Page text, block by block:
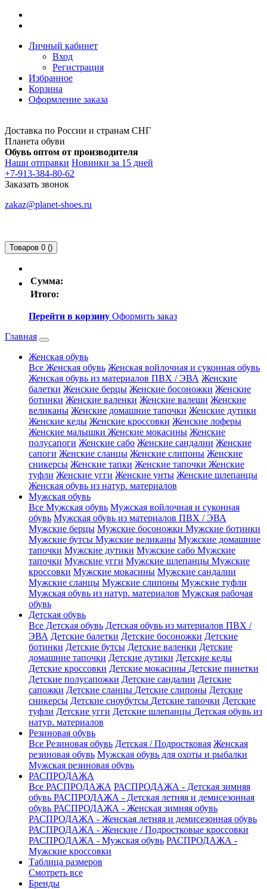
Личный кабинет
Вход
Регистрация
Избранное
Корзина
Оформление заказа
Доставка по России и странам СНГ
Планета обуви
Обувь оптом от производителя
Наши отправки Новинки за 15 дней
+7-913-384-80-62
Заказать звонок
zakaz@planet-shoes.ru
Товаров 0 ()
Сумма:
Итого:
Перейти в корзину Оформить заказ
Главная
Женская обувь
Все Женская обувь Женская войлочная и суконная обувь
Женская обувь из материалов ПВХ / ЭВА Женские
балетки Женские берцы Женские босоножки Женские
ботинки Женские валенки Женские валеши Женские
великаны Женские домашние тапочки Женские дутики
Женские кеды Женские кроссовки Женские лоферы
Женские малышки Женские мокасины Женские
полусапоги Женские сабо Женские сандалии Женские
сапоги Женские сланцы Женские слипоны Женские
сникерсы Женские тапки Женские тапочки Женские
туфли Женские угги Женские унты Женские шлепанцы
Женская обувь из натур. материалов
Мужская обувь
Все Мужская обувь Мужская войлочная и суконная
обувь Мужская обувь из материалов ПВХ / ЭВА
Мужские берцы Мужские босоножки Мужские ботинки
Мужские бутсы Мужские великаны Мужские домашние
тапочки Мужские дутики Мужские сабо Мужские
тапочки Мужские угги Мужские шлепанцы Мужские
кроссовки Мужские мокасины Мужские сандалии
Мужские сланцы Мужские слипоны Мужские туфли
Мужская обувь из натур. материалов Мужская рабочая
обувь
Детская обувь
Все Детская обувь Детская обувь из материалов ПВХ /
ЭВА Детские балетки Детские босоножки Детские
ботинки Детские бутсы Детские валенки Детские
домашние тапочки Детские дутики Детские кеды
Детские кроссовки Детские мокасины Детские пинетки
Детские полусапожки Детские сандалии Детские
сапожки Детские сланцы Детские слипоны Детские
сникерсы Детские сноубутсы Детские тапочки Детские
туфли Детские угги Детские шлепанцы Детская обувь из
натур. материалов
Резиновая обувь
Все Резиновая обувь Детская / Подростковая Женская
резиновая обувь Мужская обувь для охоты и рыбалки
Мужская резиновая обувь
РАСПРОДАЖА
Все РАСПРОДАЖА РАСПРОДАЖА - Детская зимняя
обувь РАСПРОДАЖА - Детская летняя и демисезонная
обувь РАСПРОДАЖА - Женская зимняя обувь
РАСПРОДАЖА - Женская летняя и демисезонная обувь
РАСПРОДАЖА - Женские / Подростковые кроссовки
РАСПРОДАЖА - Мужская обувь РАСПРОДАЖА -
Мужские кроссовки
Таблица размеров
Смотреть все
Бренды